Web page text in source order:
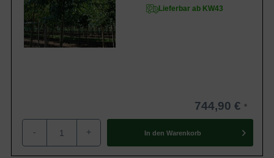
Lieferbar ab KW43
744,90 €
- + In den Warenkorb